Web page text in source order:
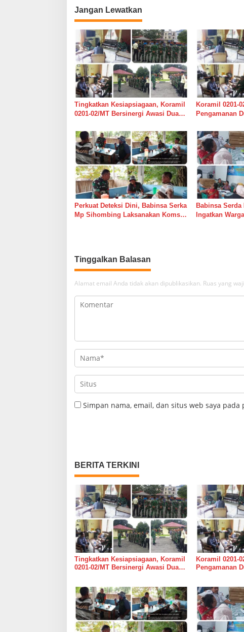
g
a
s
i
p
o
s
Jangan Lewatkan
Tingkatkan Kesiapsiagaan, Koramil
0201-02/MT Bersinergi Awasi Dua
Koramil 0201-
Pengamanan
Perkuat Deteksi Dini, Babinsa Serka
Mp Sihombing Laksanakan Komsos
Babinsa
Ingatkan
Tinggalkan Balasan
Alamat email Anda tidak akan dipublikasikan. Ruas yang
Simpan nama, email, dan situs web saya
BERITA TERKINI
Tingkatkan Kesiapsiagaan, Koramil
0201-02/MT Bersinergi Awasi Dua
Koramil 0201-
Pengamanan